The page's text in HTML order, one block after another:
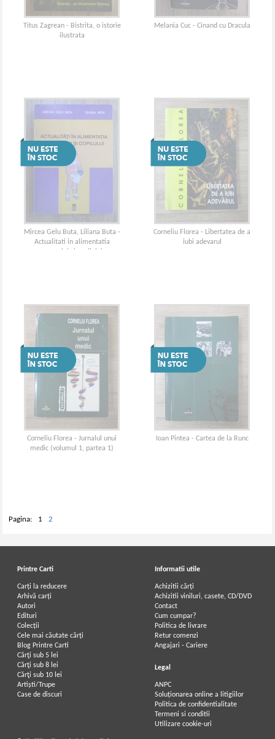
Titus Zagrean - Bistrita, o istorie
ilustrata
Melania Cuc - Cinand cu Dracula
Mircea Gelu Buta, Liliana Buta -
Actualitati in alimentatia
sugarului si copilului
Corneliu Florea - Libertatea de a
iubi adevarul
Corneliu Florea - Jurnalul unui
medic (volumul 1, partea 1)
Ioan Pintea - Cartea de la Runc
Pagina: 1 2
Printre Carti
Carți la reducere
Arhivă carți
Autori
Edituri
Colecții
Cele mai căutate cărți
Blog Printre Carti
Cărţi sub 5 lei
Cărţi sub 8 lei
Cărţi sub 10 lei
Artiști/Trupe
Case de discuri
Informatii utile
Achizitii cărți
Achizitii viniluri, casete, CD/DVD
Contact
Cum cumpar?
Politica de livrare
Retur comenzi
Angajari - Cariere
Legal
ANPC
Soluționarea online a litigiilor
Politica de confidentialitate
Termeni si conditii
Utilizare cookie-uri